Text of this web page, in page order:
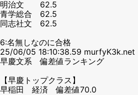
明治文 62.5
青学総合 62.5
同志社文 62.5
6:名無しなのに合格
25/06/05 18:10:38.59 murfyK3k.net
早慶文系 偏差値ランキング
【早慶トップクラス】
早稲田 経済 偏差値70.0